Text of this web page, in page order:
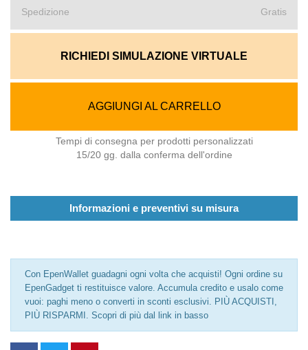
Spedizione Gratis
RICHIEDI SIMULAZIONE VIRTUALE
AGGIUNGI AL CARRELLO
Tempi di consegna per prodotti personalizzati
15/20 gg. dalla conferma dell'ordine
Informazioni e preventivi su misura
Con EpenWallet guadagni ogni volta che acquisti! Ogni ordine su
EpenGadget ti restituisce valore. Accumula credito e usalo come
vuoi: paghi meno o converti in sconti esclusivi. PIÙ ACQUISTI,
PIÙ RISPARMI. Scopri di più dal link in basso